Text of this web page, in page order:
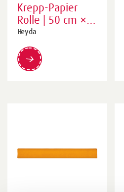
Krepp-Papier
Rolle | 50 cm ×
250 cm, 32
g/m²,
sonnengelb
Heyda